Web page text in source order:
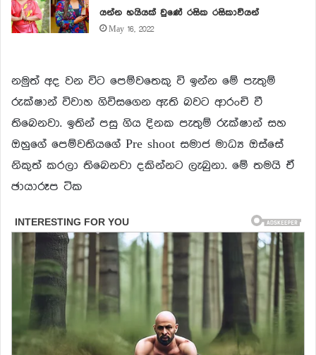
යන්න හයියක් වුණේ රසික රසිකාවියන්
May 16, 2022
නමුත් අද වන විට පෙම්වතෙකු වි ඉන්න මේ පැතුම්
රුක්ෂාන් විවාහ ගිවිසගෙන ඇති බවට ආරංචි වී
තිබෙනවා. ඉතින් පසු ගිය දිනක පැතුම් රුක්ෂාන් සහ
ඔහුගේ පෙම්වතියගේ Pre shoot සමාජ මාධ්‍ය ඔස්සේ
නිකුත් කරලා තිබෙනවා දකින්නට ලැබුනා. මේ තමයි ඒ
ඡායාරූප ටික